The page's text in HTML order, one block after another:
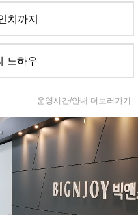
치까지
노하우
운영시간/안내 더보러가기